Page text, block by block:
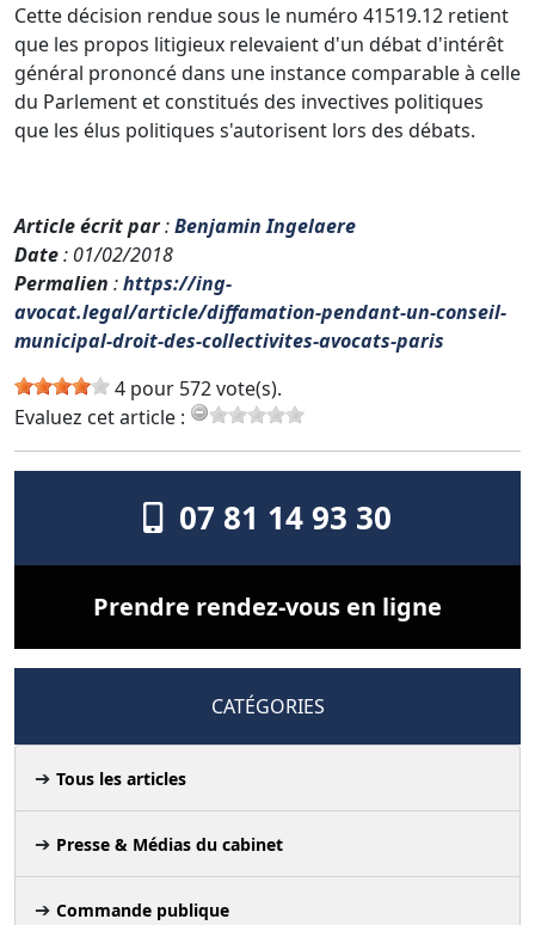
Cette décision rendue sous le numéro 41519.12 retient
que les propos litigieux relevaient d'un débat d'intérêt
général prononcé dans une instance comparable à celle
du Parlement et constitués des invectives politiques
que les élus politiques s'autorisent lors des débats.
Article écrit par:Benjamin Ingelaere
Date: 01/02/2018
Permalien :https://ing-
avocat.legal/article/diffamation-pendant-un-conseil-
municipal-droit-des-collectivites-avocats-paris
4 pour 572 vote(s).
Evaluez cet article :
07 81 14 93 30
Prendre rendez-vous en ligne
CATÉGORIES
Tous les articles
Presse & Médias du cabinet
Commande publique